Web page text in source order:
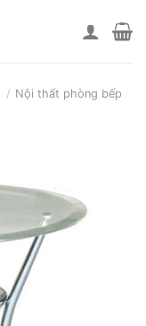
/ Nội thất phòng bếp